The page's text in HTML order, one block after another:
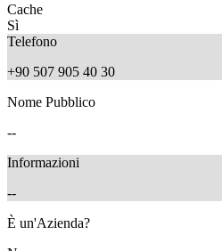
Cache
Sì
Telefono
+90 507 905 40 30
Nome Pubblico
--
Informazioni
--
È un'Azienda?